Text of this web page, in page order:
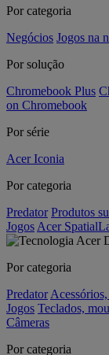
Por categoria
Negócios Jogos na
Por solução
Chromebook Plus
on Chromebook
Por série
Acer Iconia
Por categoria
Predator Produtos
Jogos Acer
Por categoria
Predator
Jogos Teclados,
Câmeras
Por categoria